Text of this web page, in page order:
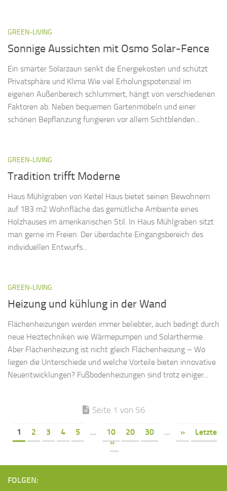
GREEN-LIVING
Sonnige Aussichten mit Osmo Solar-Fence
Ein smarter Solarzaun senkt die Energiekosten und schützt
Privatsphäre und Klima Wie viel Erholungspotenzial im
eigenen Außenbereich schlummert, hängt von verschiedenen
Faktoren ab. Neben bequemen Gartenmöbeln und einer
schönen Bepflanzung fungieren vor allem Sichtblenden...
GREEN-LIVING
Tradition trifft Moderne
Haus Mühlgraben von Keitel Haus bietet seinen Bewohnern
auf 183 m2 Wohnfläche das gemütliche Ambiente eines
Holzhauses im amerikanischen Stil. In Haus Mühlgraben sitzt
man gerne im Freien. Der überdachte Eingangsbereich des
individuellen Entwurfs...
GREEN-LIVING
Heizung und kühlung in der Wand
Flächenheizungen werden immer beliebter, auch bedingt durch
neue Heiztechniken wie Wärmepumpen und Solarthermie.
Aber Flächenheizung ist nicht gleich Flächenheizung – Wo
liegen die Unterschiede und welche Vorteile bieten innovative
Neuentwicklungen? Fußbodenheizungen sind trotz einiger...
Seite 1 von 56
1 2 3 4 5 ... 10 20 30 ... »
Letzte
»
FOLGEN: